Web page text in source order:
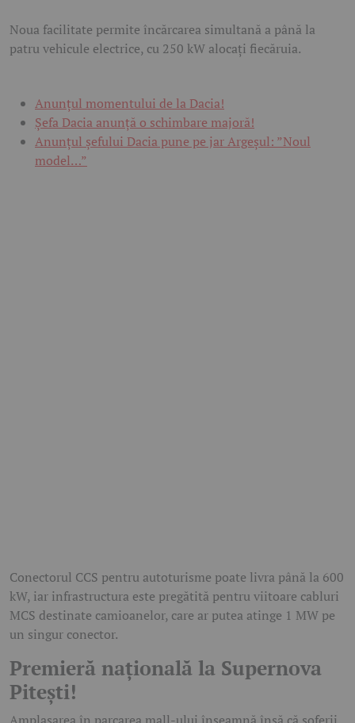
Noua facilitate permite încărcarea simultană a până la
patru vehicule electrice, cu 250 kW alocați fiecăruia.
Anunțul momentului de la Dacia!
Șefa Dacia anunță o schimbare majoră!
Anunțul șefului Dacia pune pe jar Argeșul: ”Noul
model…”
Conectorul CCS pentru autoturisme poate livra până la 600
kW, iar infrastructura este pregătită pentru viitoare cabluri
MCS destinate camioanelor, care ar putea atinge 1 MW pe
un singur conector.
Premieră națională la Supernova
Pitești!
Amplasarea în parcarea mall-ului înseamnă însă că șoferii